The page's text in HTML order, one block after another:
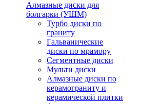
Алмазные диски для
болгарки (УШМ)
Турбо диски по
граниту
Гальванические
диски по мрамору
Сегментные диски
Мульти диски
Алмазные диски по
керамограниту и
керамической плитки